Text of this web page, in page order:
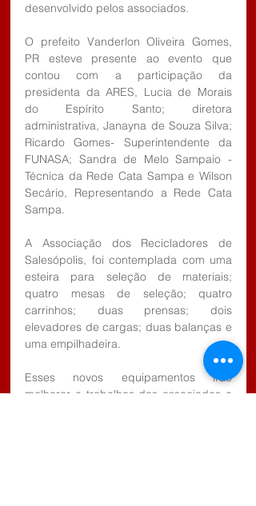
desenvolvido pelos associados.
O prefeito Vanderlon Oliveira Gomes,
PR esteve presente ao evento que
contou com a participação da
presidenta da ARES, Lucia de Morais
do Espírito Santo; diretora
administrativa, Janayna de Souza Silva;
Ricardo Gomes- Superintendente da
FUNASA; Sandra de Melo Sampaio -
Técnica da Rede Cata Sampa e Wilson
Secário, Representando a Rede Cata
Sampa.
A Associação dos Recicladores de
Salesópolis, foi contemplada com uma
esteira para seleção de materiais;
quatro mesas de seleção; quatro
carrinhos; duas prensas; dois
elevadores de cargas; duas balanças e
uma empilhadeira.
Esses novos equipamentos irão
melhorar o trabalhos dos associados e